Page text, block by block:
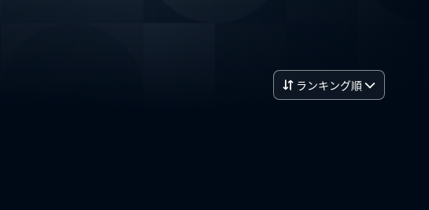
ランキング順